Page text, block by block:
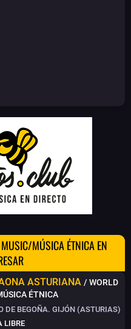
MÚSICA ÉTNICA EN
ASTURIANA / WORLD
ÉTNICA
DE BEGOÑA. GIJÓN (ASTURIAS)
LIBRE